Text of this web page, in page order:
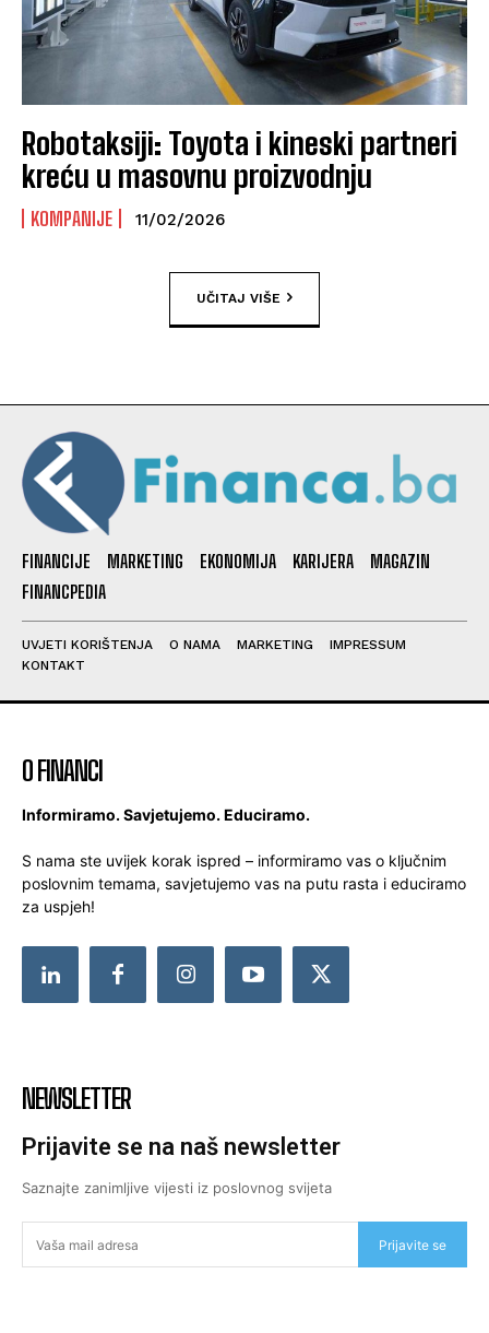
Robotaksiji: Toyota i kineski partneri
kreću u masovnu proizvodnju
KOMPANIJE 11/02/2026
UČITAJ VIŠE
FINANCIJE MARKETING EKONOMIJA KARIJERA
MAGAZIN
FINANCPEDIA
UVJETI KORIŠTENJA O NAMA MARKETING
IMPRESSUM
KONTAKT
O FINANCI
Informiramo. Savjetujemo. Educiramo.
S nama ste uvijek korak ispred – informiramo vas o ključnim
poslovnim temama, savjetujemo vas na putu rasta i educiramo
za uspjeh!
NEWSLETTER
Prijavite se na naš newsletter
Saznajte zanimljive vijesti iz poslovnog svijeta
Prijavite se